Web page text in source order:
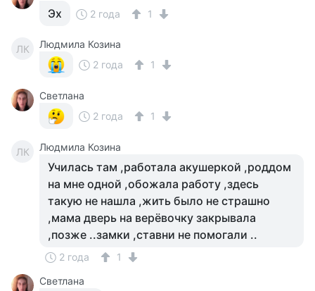
Эх 2 года 1
ЛК
Людмила Козина
2 года
1
Светлана
2 года
1
ЛК Людмила Козина
Училась там ,работала акушеркой ,роддом
на мне одной ,обожала работу ,здесь
такую не нашла ,жить было не страшно
,мама дверь на верёвочку закрывала
,позже ..замки ,ставни не помогали ..
2 года
1
Светлана